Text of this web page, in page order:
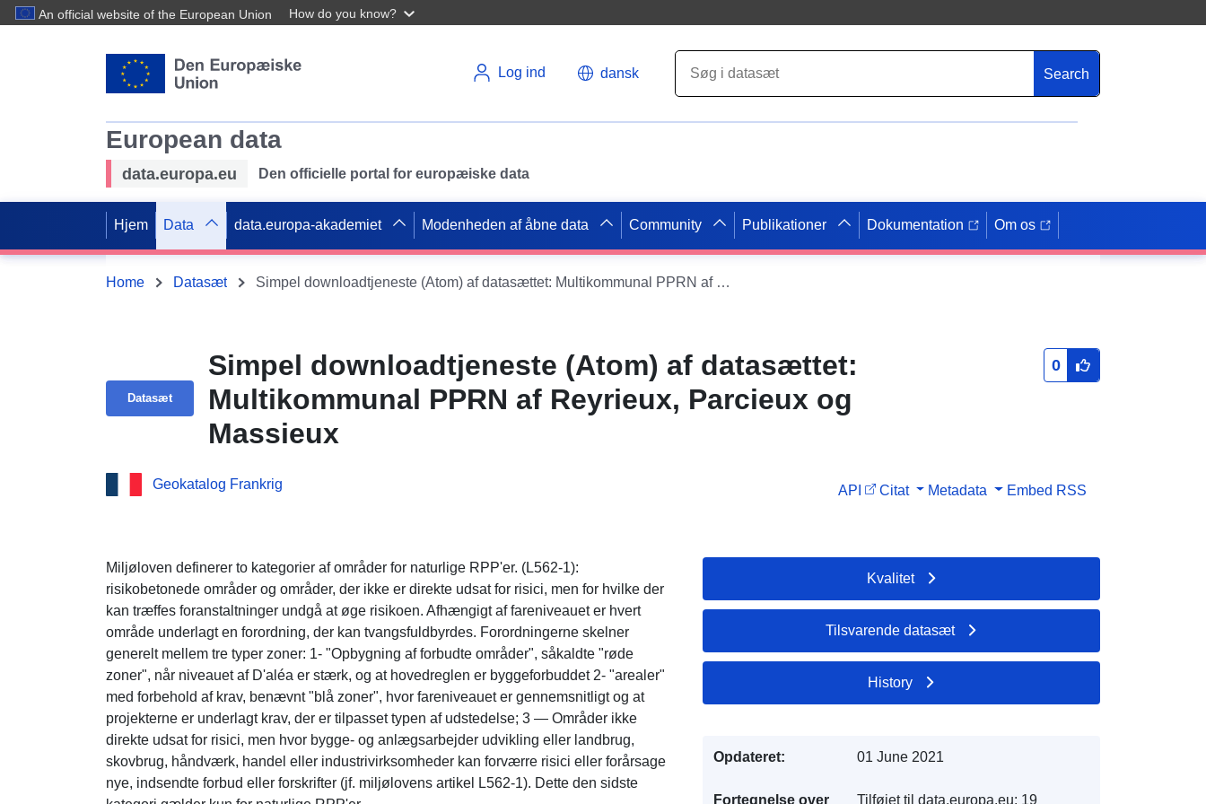
An official website of the European Union How do you know?
Log ind dansk Search
European data
data.europa.eu Den officielle portal for europæiske data
Hjem Data data.europa-akademiet Modenheden af åbne data Community Publikationer Dokumentation Om os
Home Datasæt Simpel downloadtjeneste (Atom) af datasættet: Multikommunal PPRN af Reyrieux, Parcieux og Massieux
Datasæt
Simpel downloadtjeneste (Atom) af datasættet:
Multikommunal PPRN af Reyrieux, Parcieux og
Massieux
0
Geokatalog Frankrig API Citat Metadata Embed RSS
Miljøloven definerer to kategorier af områder for naturlige RPP'er. (L562-1):
risikobetonede områder og områder, der ikke er direkte udsat for risici, men for hvilke der
kan træffes foranstaltninger undgå at øge risikoen. Afhængigt af fareniveauet er hvert
område underlagt en forordning, der kan tvangsfuldbyrdes. Forordningerne skelner
generelt mellem tre typer zoner: 1- "Opbygning af forbudte områder", såkaldte "røde
zoner", når niveauet af D'aléa er stærk, og at hovedreglen er byggeforbuddet 2- "arealer"
med forbehold af krav, benævnt "blå zoner", hvor fareniveauet er gennemsnitligt og at
projekterne er underlagt krav, der er tilpasset typen af udstedelse; 3 — Områder ikke
direkte udsat for risici, men hvor bygge- og anlægsarbejder udvikling eller landbrug,
skovbrug, håndværk, handel eller industrivirksomheder kan forværre risici eller forårsage
nye, indsendte forbud eller forskrifter (jf. miljølovens artikel L562-1). Dette den sidste
Kvalitet
Tilsvarende datasæt
History
Opdateret: 01 June 2021
Fortegnelse over
Tilføjet til data.europa.eu: 19